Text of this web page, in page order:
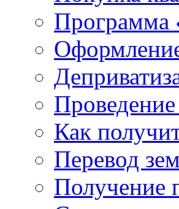
Программа
Как
Перевод
Получение